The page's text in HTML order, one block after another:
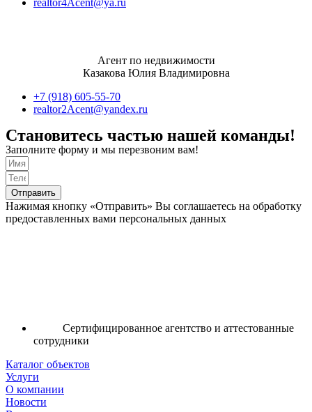
realtor4Acent@ya.ru
Агент по недвижимости
Казакова Юлия Владимировна
+7 (918) 605-55-70
realtor2Acent@yandex.ru
Становитесь частью нашей команды!
Заполните форму и мы перезвоним вам!
Отправить
Нажимая кнопку «Отправить» Вы соглашаетесь на обработку
предоставленных вами персональных данных
Сертифицированное агентство и аттестованные
сотрудники
Каталог объектов
Услуги
О компании
Новости